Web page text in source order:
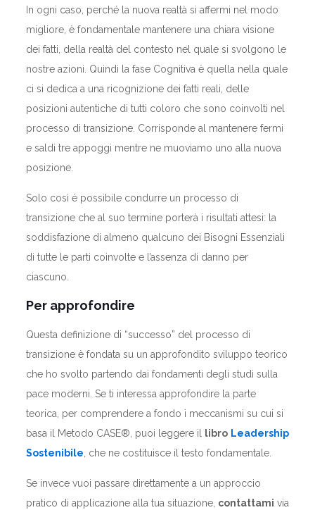
In ogni caso, perché la nuova realtà si affermi nel modo
migliore, è fondamentale mantenere una chiara visione
dei fatti, della realtà del contesto nel quale si svolgono le
nostre azioni. Quindi la fase Cognitiva è quella nella quale
ci si dedica a una ricognizione dei fatti reali, delle
posizioni autentiche di tutti coloro che sono coinvolti nel
processo di transizione. Corrisponde al mantenere fermi
e saldi tre appoggi mentre ne muoviamo uno alla nuova
posizione.
Solo così è possibile condurre un processo di
transizione che al suo termine porterà i risultati attesi: la
soddisfazione di almeno qualcuno dei Bisogni Essenziali
di tutte le parti coinvolte e l’assenza di danno per
ciascuno.
Per approfondire
Questa definizione di “successo” del processo di
transizione è fondata su un approfondito sviluppo teorico
che ho svolto partendo dai fondamenti degli studi sulla
pace moderni. Se ti interessa approfondire la parte
teorica, per comprendere a fondo i meccanismi su cui si
basa il Metodo CASE®, puoi leggere il
libro Leadership
Sostenibile , che ne costituisce il testo fondamentale.
Se invece vuoi passare direttamente a un approccio
pratico di applicazione alla tua situazione, contattami via